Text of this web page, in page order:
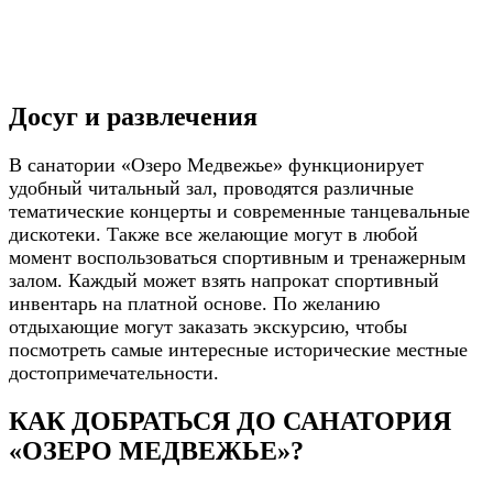
Досуг и развлечения
В санатории «Озеро Медвежье» функционирует
удобный читальный зал, проводятся различные
тематические концерты и современные танцевальные
дискотеки. Также все желающие могут в любой
момент воспользоваться спортивным и тренажерным
залом. Каждый может взять напрокат спортивный
инвентарь на платной основе. По желанию
отдыхающие могут заказать экскурсию, чтобы
посмотреть самые интересные исторические местные
достопримечательности.
КАК ДОБРАТЬСЯ ДО САНАТОРИЯ
«ОЗЕРО МЕДВЕЖЬЕ»?